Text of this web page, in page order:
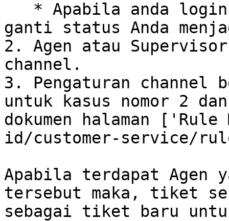
ganti status Anda
2. Agen atau
channel.
3. Pengaturan channel
untuk kasus nomor 2
dokumen halaman
id/customer-service/
Apabila terdapat Agen
tersebut maka, tiket
sebagai tiket baru